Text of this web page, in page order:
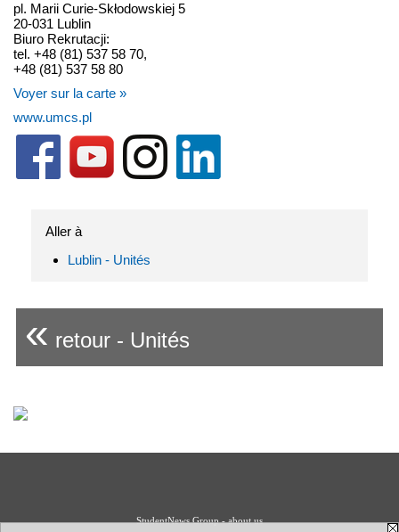
pl. Marii Curie-Skłodowskiej 5
20-031 Lublin
Biuro Rekrutacji:
tel. +48 (81) 537 58 70,
+48 (81) 537 58 80
Voyer sur la carte »
www.umcs.pl
Aller à
Lublin - Unités
« retour - Unités
StudentNews Group - about us